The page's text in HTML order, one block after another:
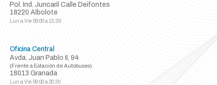
Pol. Ind. Juncaril Calle Deifontes
18220 Albolote
Lun a Vie 09:00 a 13:30
Oficina Central
Avda. Juan Pablo II, 94
(Frente a Estación de Autobuses)
18013 Granada
Lun a Vie 09:00 a 20:30